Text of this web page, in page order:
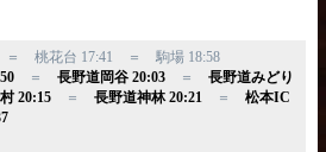
桃花台 17:41 ＝ 駒場 18:58
＝ 長野道岡谷 20:03＝ 長野道みどり
20:15＝ 長野道神林 20:21＝ 松本IC